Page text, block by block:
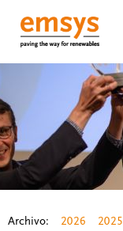
Archivo: 2026 2025